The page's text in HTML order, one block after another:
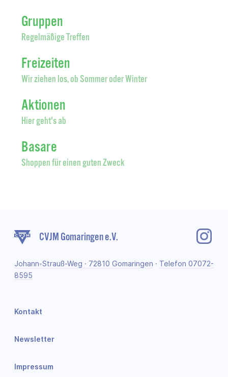
Gruppen
Regelmäßige Treffen
Freizeiten
Wir ziehen los, ob Sommer oder Winter
Aktionen
Hier geht's ab
Basare
Shoppen für einen guten Zweck
CVJM Gomaringen e.V.
Johann-Strauß-Weg · 72810 Gomaringen · Telefon 07072-
8595
Kontakt
Newsletter
Impressum